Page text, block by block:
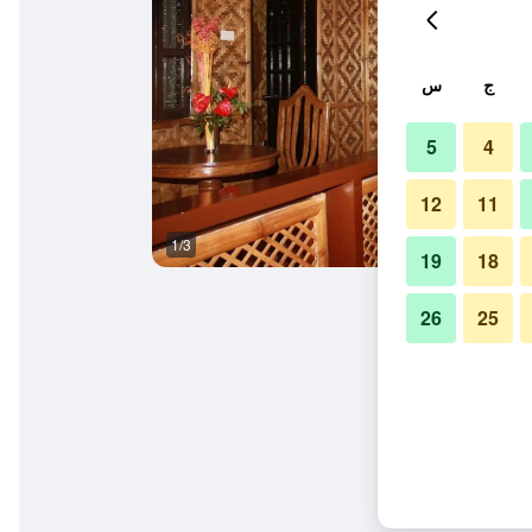
1/3
ج س
4
5
11
12
18
19
25
26